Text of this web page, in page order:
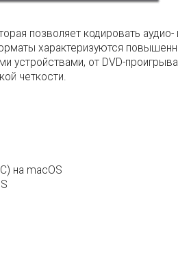
позволяет кодировать
характеризуются
от DVD-
четкости.
на macOS